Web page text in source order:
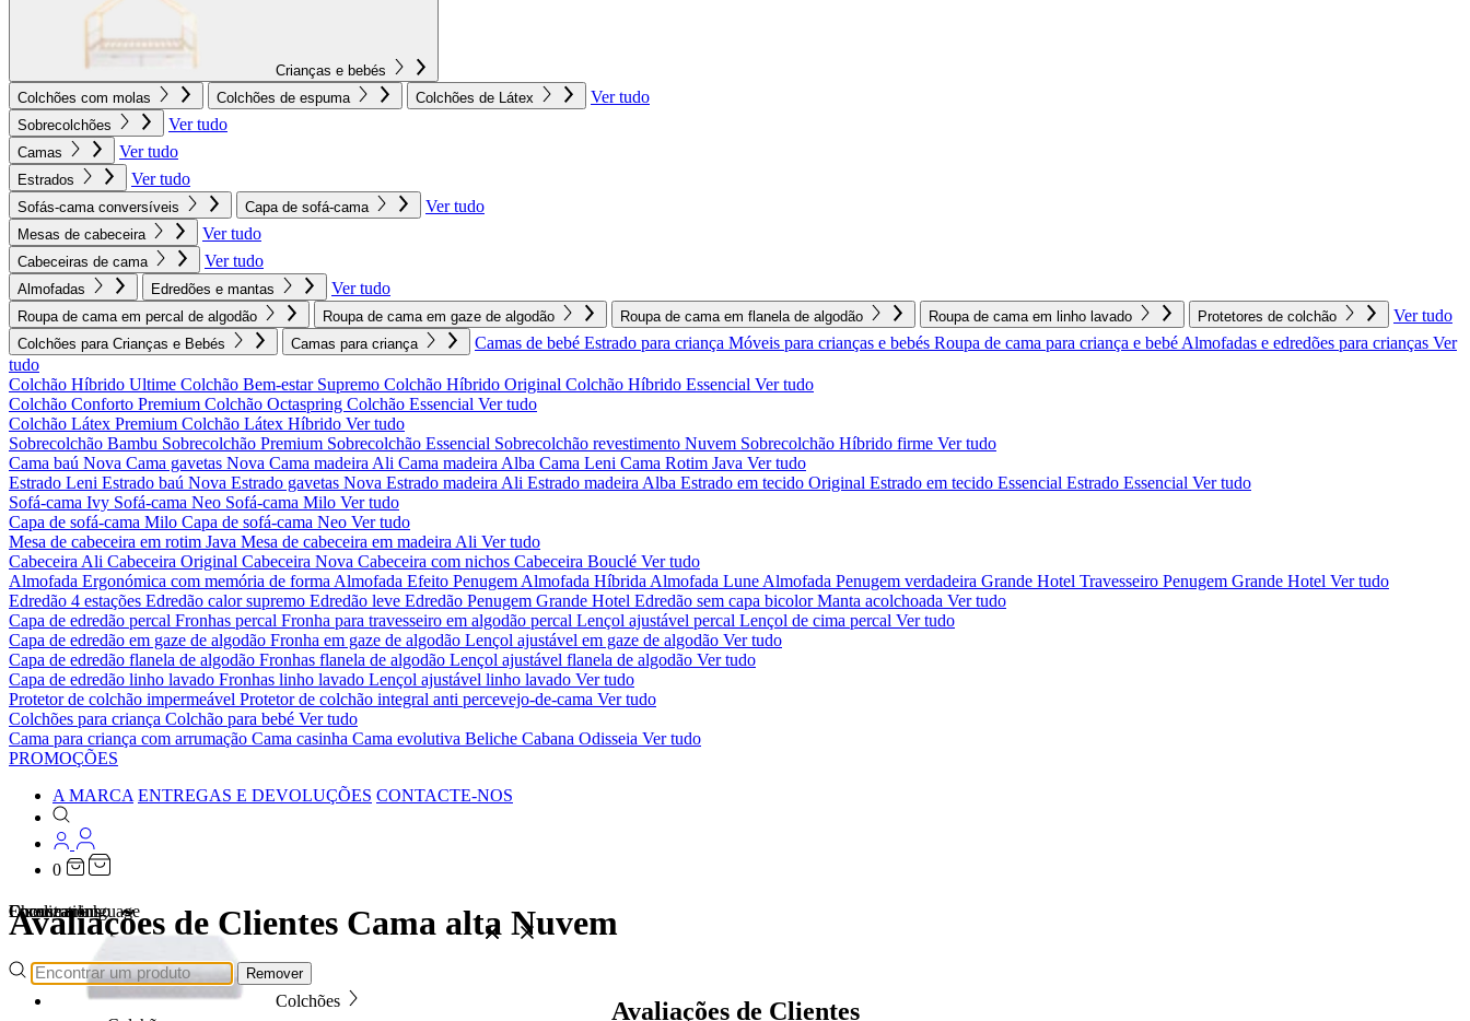
Crianças e bebés
Colchões com molas
Colchões de espuma Colchões de Látex Ver tudo
Sobrecolchões Ver tudo
Camas Ver tudo
Estrados Ver tudo
Sofás-cama conversíveis Capa de sofá-cama Ver tudo
Mesas de cabeceira Ver tudo
Cabeceiras de cama Ver tudo
Almofadas Edredões e mantas Ver tudo
Roupa de cama em percal de algodão Roupa de cama em gaze de algodão Roupa de cama em flanela de algodão Roupa de cama em linho lavado Protetores de colchão Ver tudo
Colchões para Crianças e Bebés Camas para criança Camas de bebé Estrado para criança Móveis para crianças e bebés Roupa de cama para criança e bebé Almofadas e edredões para crianças Ver
tudo
Colchão Híbrido Ultime Colchão Bem-estar Supremo Colchão Híbrido Original Colchão Híbrido Essencial Ver tudo
Colchão Conforto Premium Colchão Octaspring Colchão Essencial Ver tudo
Colchão Látex Premium Colchão Látex Híbrido Ver tudo
Sobrecolchão Bambu Sobrecolchão Premium Sobrecolchão Essencial Sobrecolchão revestimento Nuvem Sobrecolchão Híbrido firme Ver tudo
Cama baú Nova Cama gavetas Nova Cama madeira Ali Cama madeira Alba Cama Leni Cama Rotim Java Ver tudo
Estrado Leni Estrado baú Nova Estrado gavetas Nova Estrado madeira Ali Estrado madeira Alba Estrado em tecido Original Estrado em tecido Essencial Estrado Essencial Ver tudo
Sofá-cama Ivy Sofá-cama Neo Sofá-cama Milo Ver tudo
Capa de sofá-cama Milo Capa de sofá-cama Neo Ver tudo
Mesa de cabeceira em rotim Java Mesa de cabeceira em madeira Ali Ver tudo
Cabeceira Ali Cabeceira Original Cabeceira Nova Cabeceira com nichos Cabeceira Bouclé Ver tudo
Almofada Ergonómica com memória de forma Almofada Efeito Penugem Almofada Híbrida Almofada Lune Almofada Penugem verdadeira Grande Hotel Travesseiro Penugem Grande Hotel Ver tudo
Edredão 4 estações Edredão calor supremo Edredão leve Edredão Penugem Grande Hotel Edredão sem capa bicolorManta acolchoada Ver tudo
Capa de edredão percal Fronhas percal Fronha para travesseiro em algodão percal Lençol ajustável percal Lençol de cima percal Ver tudo
Capa de edredão em gaze de algodão Fronha em gaze de algodão Lençol ajustável em gaze de algodão Ver tudo
Capa de edredão flanela de algodão Fronhas flanela de algodão Lençol ajustável flanela de algodão Ver tudo
Capa de edredão linho lavado Fronhas linho lavado Lençol ajustável linho lavado Ver tudo
Protetor de colchão impermeável Protetor de colchão integral anti percevejo-de-cama Ver tudo
Colchões para criança Colchão para bebé Ver tudo
Cama para criança com arrumação Cama casinha Cama evolutiva Beliche Cabana Odisseia Ver tudo
PROMOÇÕES
A MARCA ENTREGAS E DEVOLUÇÕES CONTACTE-NOS
0
Colchões
Localizations
Choose a language
Encontrar
Remover
O seu carrinho
Avaliações de Clientes Cama alta Nuvem
Avaliações de Clientes